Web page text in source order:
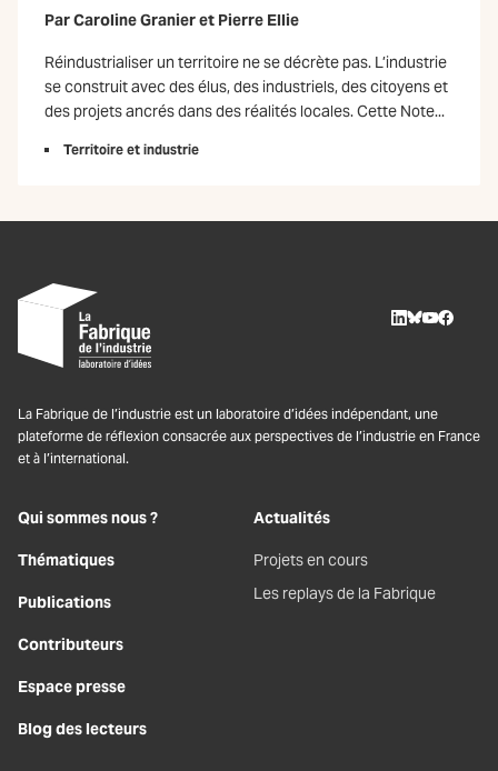
ParCaroline Granieret Pierre Ellie
Réindustrialiser un territoire ne se décrète pas. L’industrie
se construit avec des élus, des industriels, des citoyens et
des projets ancrés dans des réalités locales. Cette Note...
Territoire et industrie
La Fabrique de l’industrie est un laboratoire d’idées indépendant, une
plateforme de réflexion consacrée aux perspectives de l’industrie en France
et à l’international.
Qui sommes nous ?
Thématiques
Publications
Contributeurs
Espace presse
Blog des lecteurs
Actualités
Projets en cours
Les replays de la Fabrique